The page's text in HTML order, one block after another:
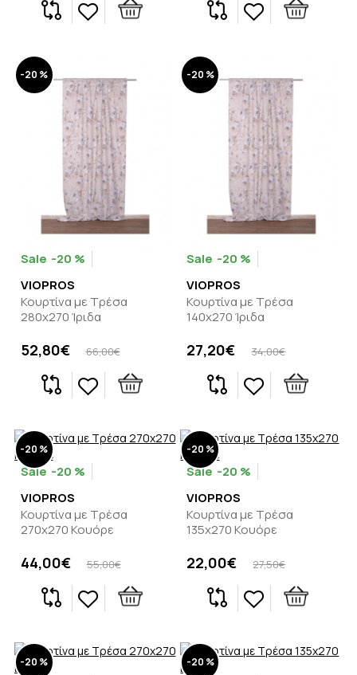
-20 %
-20 %
VIOPROS
Κουρτίνα με Τρέσα
280x270 Ίριδα
66,00€
52,80€
-20 %
-20 %
VIOPROS
Κουρτίνα με Τρέσα
140x270 Ίριδα
34,00€
27,20€
-20 %
-20 %
VIOPROS
Κουρτίνα με Τρέσα
270x270 Κουόρε
55,00€
44,00€
-20 %
-20 %
VIOPROS
Κουρτίνα με Τρέσα
135x270 Κουόρε
27,50€
22,00€
-20 % -20 %